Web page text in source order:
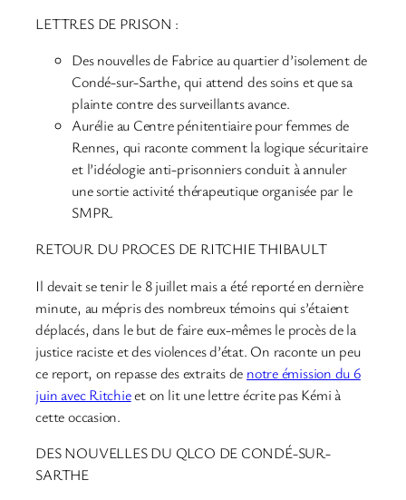
LETTRES DE PRISON :
Des nouvelles de Fabrice au quartier d’isolement de
Condé-sur-Sarthe, qui attend des soins et que sa
plainte contre des surveillants avance.
Aurélie au Centre pénitentiaire pour femmes de
Rennes, qui raconte comment la logique sécuritaire
et l’idéologie anti-prisonniers conduit à annuler
une sortie activité thérapeutique organisée par le
SMPR.
RETOUR DU PROCES DE RITCHIE THIBAULT
Il devait se tenir le 8 juillet mais a été reporté en dernière
minute, au mépris des nombreux témoins qui s’étaient
déplacés, dans le but de faire eux-mêmes le procès de la
justice raciste et des violences d’état. On raconte un peu
ce report, on repasse des extraits de notre émission du 6
juin avec Ritchieet on lit une lettre écrite pas Kémi à
cette occasion.
DES NOUVELLES DU QLCO DE CONDÉ-SUR-
SARTHE